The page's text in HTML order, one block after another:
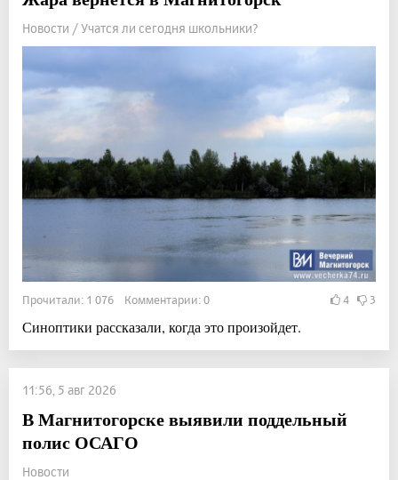
Новости / Учатся ли сегодня школьники?
Прочитали: 1 076 Комментарии: 0 4 3
Синоптики рассказали, когда это произойдет.
11:56, 5 авг 2026
В Магнитогорске выявили поддельный
полис ОСАГО
Новости